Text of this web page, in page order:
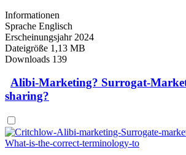
Informationen
Sprache Englisch
Erscheinungsjahr 2024
Dateigröße 1,13 MB
Downloads 139
Alibi-Marketing? Surrogat-
sharing?